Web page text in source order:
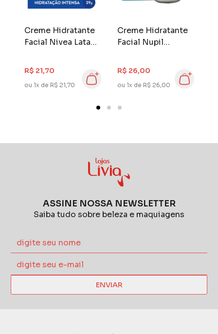
Creme Hidratante
Facial Nivea Lata
R$ 21,70
ou 1x de R$ 21,70
Creme Hidratante
Facial Nupil
gr Antirrugas
R$ 26,00
ou 1x de R$ 26,00
ASSINE NOSSA NEWSLETTER
Saiba tudo sobre beleza e maquiagens
ENVIAR